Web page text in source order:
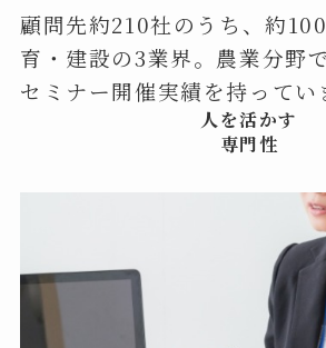
顧問先約210社のうち、約
育・建設の3業界。農業分野
セミナー開催実績を持ってい
人を活かす
専門性